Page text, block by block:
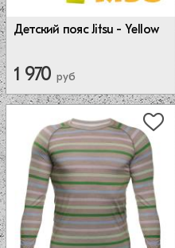
Детский пояс Jitsu - Yellow
1 970 руб